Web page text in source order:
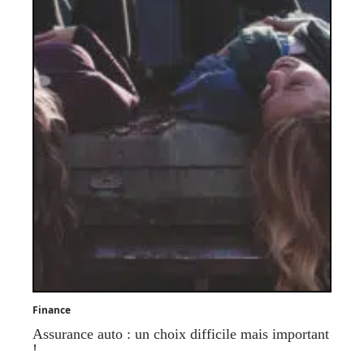
Finance
Assurance auto : un choix difficile mais important